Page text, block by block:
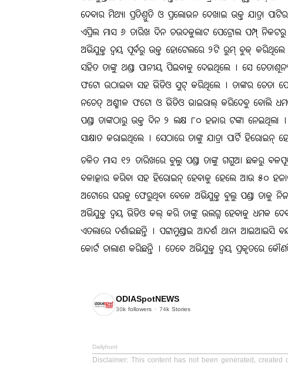
ଦେବାର ମିଥ୍ୟା ପ୍ରତିଶ୍ରୁତି ଓ ପ୍ରଲୋଭନ ଦେଖାଇ ଉକ୍ତ ଯାତ୍ରା
ଏପ୍ରିଲ ମାସ ୬ ତାରିଖ ଦିନ ଚଉଦକୁଲାଟ ପେଟ୍ରୋଲ ପମ୍ପ୍ ନିକଟରୁ
ଅଭିଯୁକ୍ତ ଦ୍ୱୟ ପୂର୍ବରୁ ଉକ୍ତ ହୋଟେଲରେ ୨ଟି ରୁମ୍ ବୁକ୍ କରିଥିଲେ
ସହିତ ତାଙ୍କୁ ଥଣ୍ଡା ପାନୀୟ ପିଇବାକୁ ଦେଇଥିଲେ । ସେ
ଫଟୋ ଉଠାଇବା ସହ ଭିଡିଓ ସୁଟ୍ କରିଥିଲେ । ତାଙ୍କର ଚେତା
ନଚେତ୍ ଅଶ୍ଳୀଳ ଫଟୋ ଓ ଭିଡିଓ ଭାଇରାଲ୍ କରିଦେବୁ ବୋଲି
ପଣ୍ଡା ତାଙ୍କଠାରୁ ଉକ୍ତ ଦିନ ୨ ଲକ୍ଷ ୮୦ ହଜାର ଟଙ୍କା
ସାକ୍ଷାତ କରାଇଥିଲେ । ସେଠାରେ ତାଙ୍କୁ ଯାତ୍ରା ପାର୍ଟି
ଚଳିତ ମାସ ୧୨ ତାରିଖରେ ବୁଲୁ ପଣ୍ଡା ତାଙ୍କୁ ଗଗୁଆ ଛକରୁ
ବଳାତ୍କାର କରିବା ସହ ହିରୋଇନ୍ ହେବାକୁ ହେଲେ ଆଉ ୫୦
ଅଟୋରେ ଘରକୁ ଫେରୁଥିବା ବେଳେ ଅଭିଯୁକ୍ତ ବୁଲୁ ପଣ୍ଡା ତାକୁ
ଅଭିଯୁକ୍ତ ଦ୍ୱୟ ଭିଡିଓ କଲ୍ କରି ତାଙ୍କୁ ଉଲଗ୍ନ ହେବାକୁ ଧମକ
ଏତଲାରେ ଦର୍ଶାଇଛନ୍ତି । ପଟ୍ଟାମୁଣ୍ଡାଇ ଆଦର୍ଶ ଥାନା
କୋର୍ଟ ଚାଲାଣ କରିଛନ୍ତି । ତେବେ ଅଭିଯୁକ୍ତ ଦ୍ୱୟ ପ୍ରକୃତରେ
ODIASpotNEWS
30k followers 74k Stories
Dailyhunt
Disclaimer: This content has not been generated,